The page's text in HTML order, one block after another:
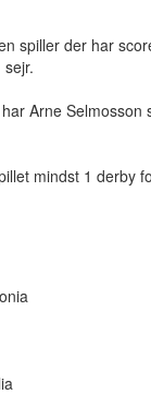
spiller der har
Arne Selmosson
mindst 1 derby